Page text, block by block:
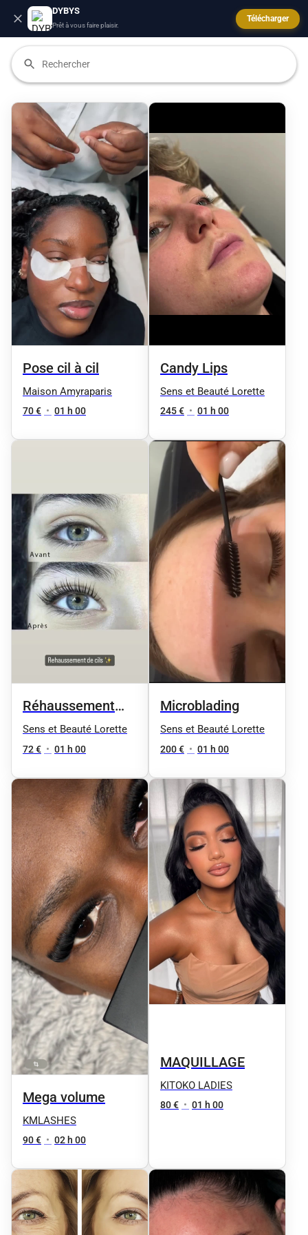
DYBYS
Prêt à vous faire plaisir.
Télécharger
Pose cil à cil
Maison Amyraparis
70 € • 01 h 00
Candy Lips
Sens et Beauté Lorette
245 € • 01 h 00
Réhaussement
des cils + Teinture
offerte
Sens et Beauté Lorette
72 € • 01 h 00
Microblading
Sens et Beauté Lorette
200 € • 01 h 00
Mega volume
KMLASHES
90 € • 02 h 00
MAQUILLAGE
KITOKO LADIES
80 € • 01 h 00